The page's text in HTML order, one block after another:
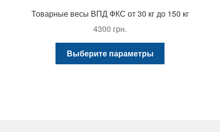
Товарные весы ВПД ФКС от 30 кг до 150 кг
4300 грн.
Выберите параметры